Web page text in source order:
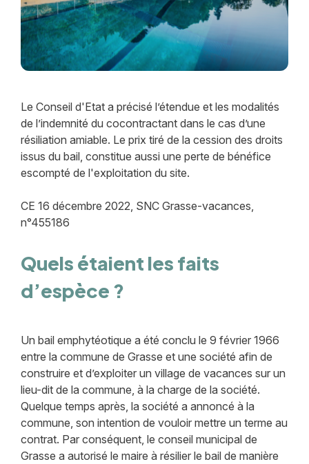
Le Conseil d'Etat a précisé l’étendue et les modalités
de l’indemnité du cocontractant dans le cas d’une
résiliation amiable. Le prix tiré de la cession des droits
issus du bail, constitue aussi une perte de bénéfice
escompté de l'exploitation du site.
CE 16 décembre 2022, SNC Grasse-vacances,
n°455186
Quels étaient les faits
d’espèce ?
Un bail emphytéotique a été conclu le 9 février 1966
entre la commune de Grasse et une société afin de
construire et d’exploiter un village de vacances sur un
lieu-dit de la commune, à la charge de la société.
Quelque temps après, la société a annoncé à la
commune, son intention de vouloir mettre un terme au
contrat. Par conséquent, le conseil municipal de
Grasse a autorisé le maire à résilier le bail de manière